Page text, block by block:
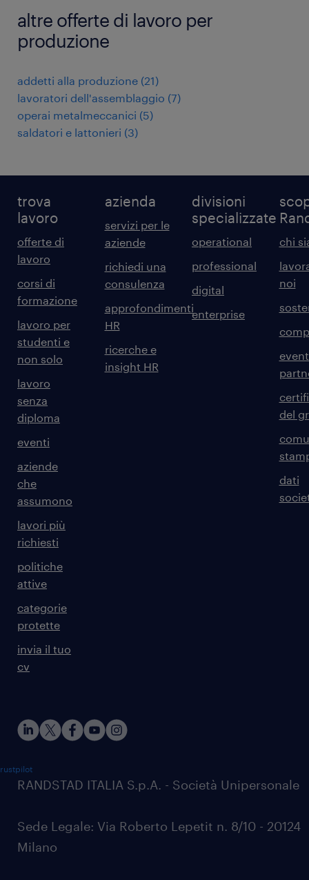
altre offerte di lavoro per
produzione
addetti alla produzione (21)
lavoratori dell'assemblaggio (7)
operai metalmeccanici (5)
saldatori e lattonieri (3)
trova
lavoro
offerte di
lavoro
corsi di
formazione
lavoro per
studenti e
non solo
lavoro
senza
diploma
eventi
aziende
che
assumono
lavori più
richiesti
politiche
attive
categorie
protette
invia il tuo
cv
azienda
servizi per le
aziende
richiedi una
consulenza
approfondimenti
HR
ricerche e
insight HR
divisioni
specializzate
operational
professional
digital
enterprise
chi
noi
del
dati
RANDSTAD ITALIA S.p.A. - Società Unipersonale
Sede Legale: Via Roberto Lepetit n. 8/10 - 20124
Milano